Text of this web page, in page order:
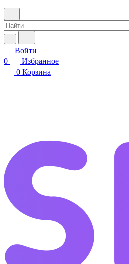
Войти
0
Избранное
0 Корзина